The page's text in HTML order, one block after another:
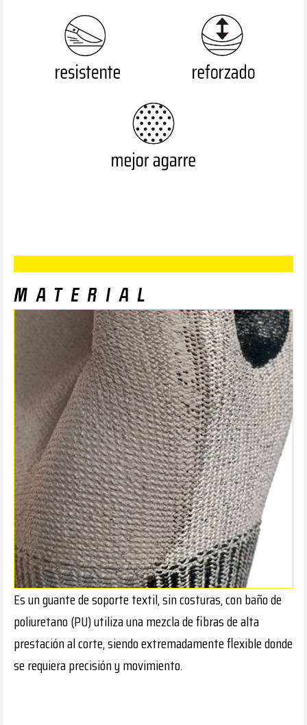
MATERIAL
Es un guante de soporte textil, sin costuras, con baño de
poliuretano (PU) utiliza una mezcla de fibras de alta
prestación al corte, siendo extremadamente flexible donde
se requiera precisión y movimiento.